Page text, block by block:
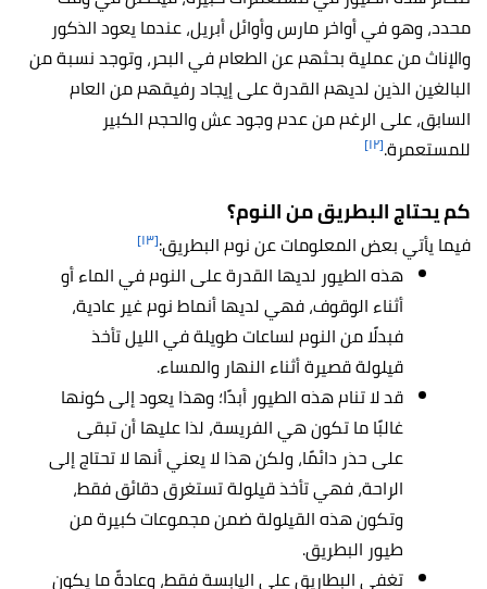
محدد، وهو في أواخر مارس وأوائل أبريل، عندما يعود الذكور
والإناث من عملية بحثهم عن الطعام في البحر، وتوجد نسبة من
البالغين الذين لديهم القدرة على إيجاد رفيقهم من العام
السابق، على الرغم من عدم وجود عش والحجم الكبير
للمستعمرة.[١٢]
كم يحتاج البطريقمن النوم؟
فيما يأتي بعض المعلومات عن نوم البطريق:[١٣]
هذه الطيور لديها القدرة على النوم في الماء أو
أثناء الوقوف، فهي لديها أنماط نوم غير عادية،
فبدلًا من النوم لساعات طويلة في الليل تأخذ
قيلولة قصيرة أثناء النهار والمساء.
قد لا تنام هذه الطيور أبدًا؛ وهذا يعود إلى كونها
غالبًا ما تكون هي الفريسة، لذا عليها أن تبقى
على حذر دائمًا، ولكن هذا لا يعني أنها لا تحتاج إلى
الراحة، فهي تأخذ قيلولة تستغرق دقائق فقط،
وتكون هذه القيلولة ضمن مجموعات كبيرة من
طيور البطريق.
تغفى البطاريق على اليابسة فقط، وعادةً ما يكون